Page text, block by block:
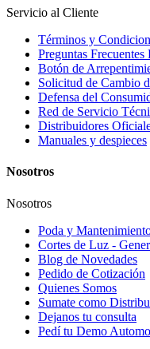
Servicio al Cliente
Términos y
Preguntas Frecuentes
Botón de
Solicitud de Cambio
Defensa del
Red de Servicio
Distribuidores
Manuales y despieces
Nosotros
Nosotros
Poda y
Cortes de Luz -
Blog de Novedades
Pedido de Cotización
Quienes Somos
Sumate como
Dejanos tu consulta
Pedí tu Demo